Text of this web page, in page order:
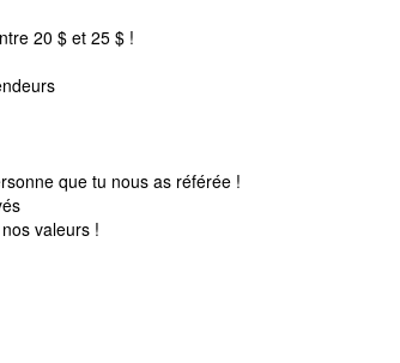
20 $ et 25 $ !
que tu nous as référée !
valeurs !